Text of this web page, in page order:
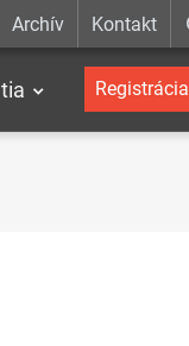
Archív Kontakt
Registrácia